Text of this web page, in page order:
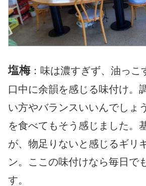
塩梅：味は濃すぎず、油っこ
口中に余韻を感じる味付け。
い方やバランスいいんでしょ
を食べてもそう感じました。
が、物足りないと感じるギリ
ン。ここの味付けなら毎日で
す。